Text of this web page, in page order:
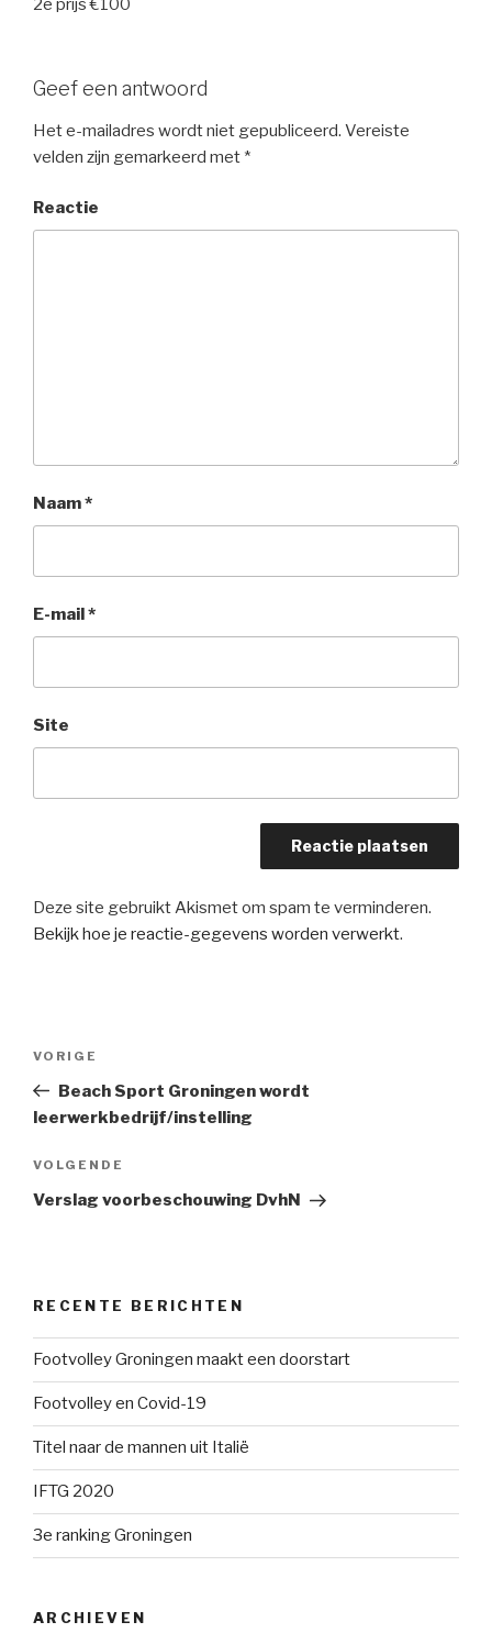
2e prijs €100
Geef een antwoord
Het e-mailadres wordt niet gepubliceerd. Vereiste
velden zijn gemarkeerd met *
Reactie
Naam*
E-mail*
Site
Deze site gebruikt Akismet om spam te verminderen.
Bekijk hoe je reactie-gegevens worden verwerkt.
Vorig
bericht
VORIGE
Beach Sport Groningen wordt
leerwerkbedrijf/instelling
Volgend
bericht
VOLGENDE
Verslag voorbeschouwing DvhN
RECENTE BERICHTEN
Footvolley Groningen maakt een doorstart
Footvolley en Covid-19
Titel naar de mannen uit Italië
IFTG 2020
3e ranking Groningen
ARCHIEVEN